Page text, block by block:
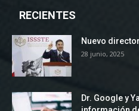
RECIENTES
Nuevo
28 junio, 2025
Dr. Google y